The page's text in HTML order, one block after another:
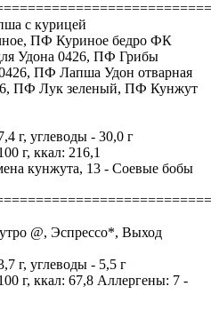
с курицей
ПФ Куриное бедро ФК
Удона 0426, ПФ Грибы
ПФ Лапша Удон отварная
ПФ Лук зеленый, ПФ Кунжут
г, углеводы - 30,0 г
г, ккал: 216,1
кунжута, 13 - Соевые бобы
@, Эспрессо*, Выход
г, углеводы - 5,5 г
г, ккал: 67,8 Аллергены: 7 -